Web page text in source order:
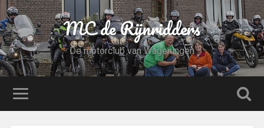
MC de Rijnridders
De motorclub van Wageningen